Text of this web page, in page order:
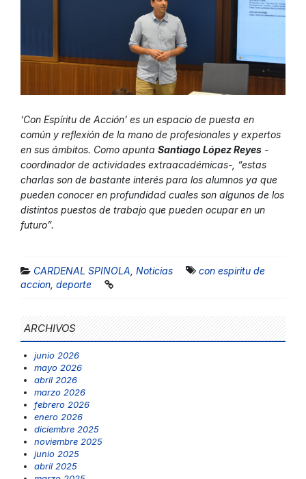
‘Con Espíritu de Acción’ es un espacio de puesta en
común y reflexión de la mano de profesionales y expertos
en sus ámbitos. Como apunta Santiago López Reyes -
coordinador de actividades extraacadémicas-, “estas
charlas son de bastante interés para los alumnos ya que
pueden conocer en profundidad cuales son algunos de los
distintos puestos de trabajo que pueden ocupar en un
futuro”.
CARDENAL SPINOLA Noticias
con espiritu de
accion deporte
ARCHIVOS
junio 2026
mayo 2026
abril 2026
marzo 2026
febrero 2026
enero 2026
diciembre 2025
noviembre 2025
junio 2025
abril 2025